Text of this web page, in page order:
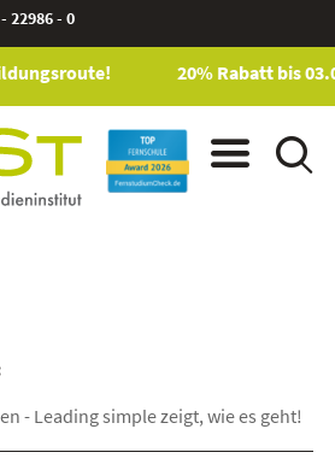
22986 - 0
20% Rabatt bis
- Leading simple zeigt, wie es geht!